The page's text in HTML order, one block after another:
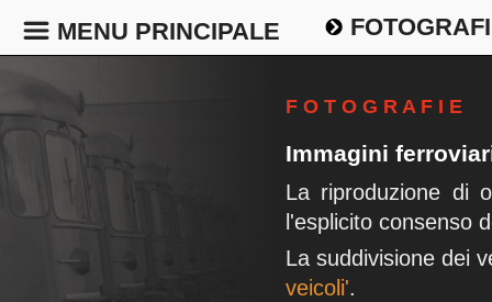
MENU PRINCIPALE
F O T O G R A F I E
Immagini
La riproduzione di
l'esplicito consenso
La suddivisione dei
veicoli'.